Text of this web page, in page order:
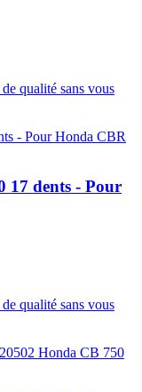
qualité sans vous
17 dents - Pour
qualité sans vous